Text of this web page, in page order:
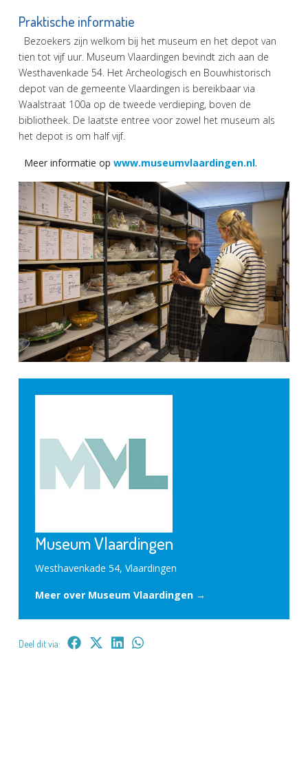
Praktische informatie
Bezoekers zijn welkom bij het museum en het depot van
tien tot vijf uur. Museum Vlaardingen bevindt zich aan de
Westhavenkade 54. Het Archeologisch en Bouwhistorisch
depot van de gemeente Vlaardingen is bereikbaar via
Waalstraat 100a op de tweede verdieping, boven de
bibliotheek. De laatste entree voor zowel het museum als
het depot is om half vijf.
Meer informatie op www.museumvlaardingen.nl.
Museum Vlaardingen
Westhavenkade 54, Vlaardingen
Meer over Museum Vlaardingen →
Deel dit via: